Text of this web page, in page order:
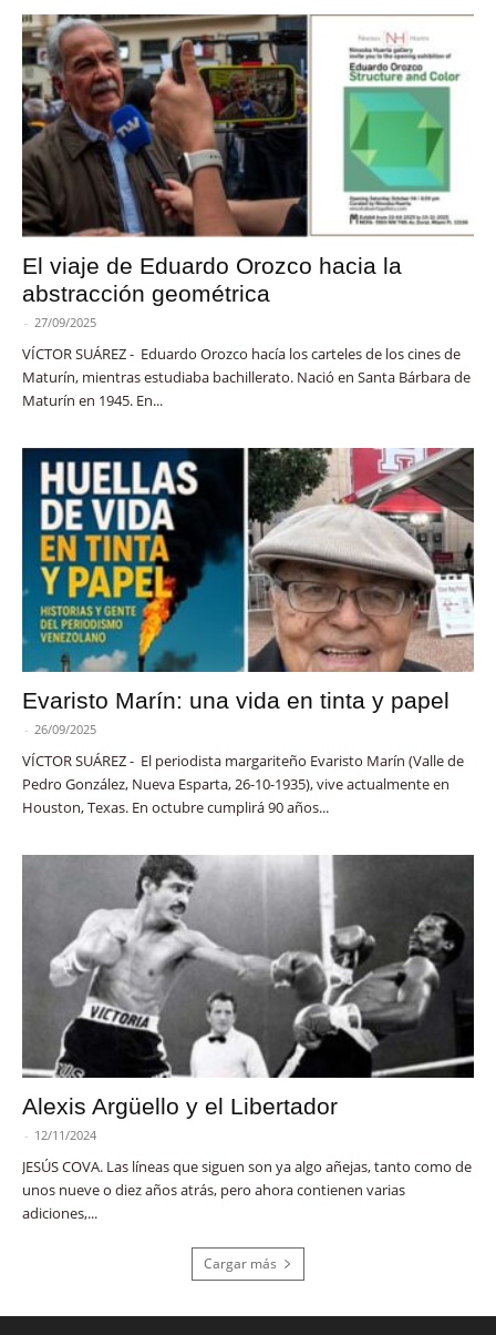
El viaje de Eduardo Orozco hacia la
abstracción geométrica
- 27/09/2025
VÍCTOR SUÁREZ - Eduardo Orozco hacía los carteles de los cines de
Maturín, mientras estudiaba bachillerato. Nació en Santa Bárbara de
Maturín en 1945. En...
Evaristo Marín: una vida en tinta y papel
- 26/09/2025
VÍCTOR SUÁREZ - El periodista margariteño Evaristo Marín (Valle de
Pedro González, Nueva Esparta, 26-10-1935), vive actualmente en
Houston, Texas. En octubre cumplirá 90 años...
Alexis Argüello y el Libertador
- 12/11/2024
JESÚS COVA. Las líneas que siguen son ya algo añejas, tanto como de
unos nueve o diez años atrás, pero ahora contienen varias
adiciones,...
Cargar más